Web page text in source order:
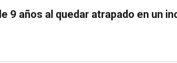
9 años al quedar atrapado en un